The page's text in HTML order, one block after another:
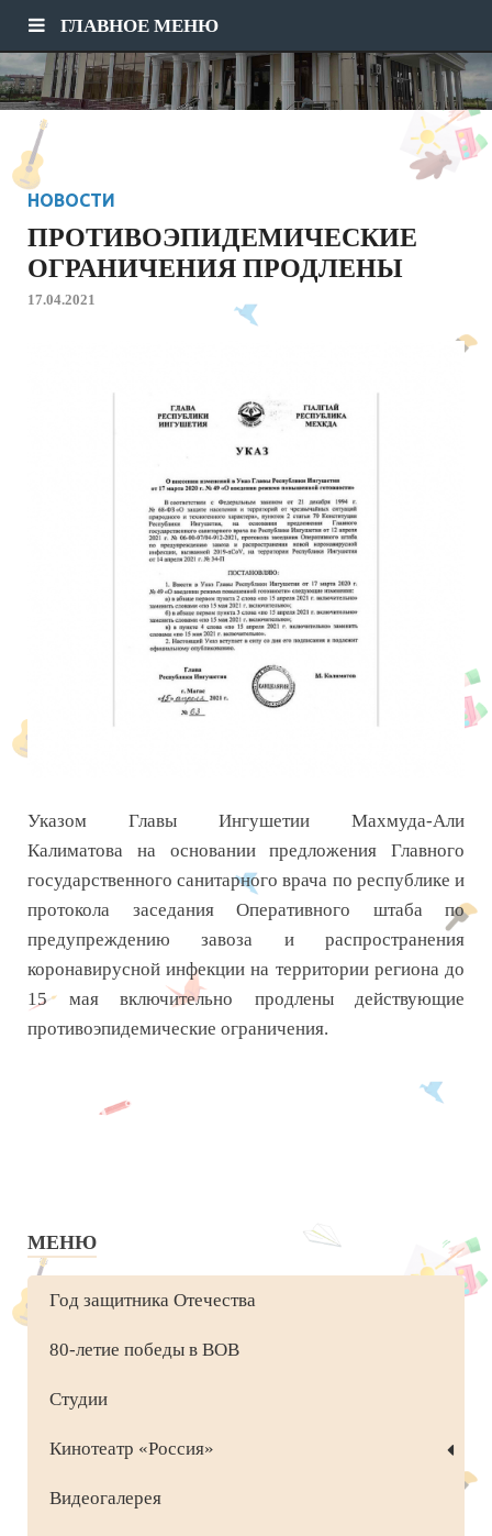
ГЛАВНОЕ МЕНЮ
НОВОСТИ
ПРОТИВОЭПИДЕМИЧЕСКИЕ
ОГРАНИЧЕНИЯ ПРОДЛЕНЫ
17.04.2021
Указом Главы Ингушетии Махмуда-Али
Калиматова на основании предложения Главного
государственного санитарного врача по республике и
протокола заседания Оперативного штаба по
предупреждению завоза и распространения
коронавирусной инфекции на территории региона до
15 мая включительно продлены действующие
противоэпидемические ограничения.
МЕНЮ
Год защитника Отечества
80-летие победы в ВОВ
Студии
Кинотеатр «Россия»
Видеогалерея